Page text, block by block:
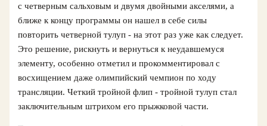
с четверным сальховым и двумя двойными акселями, а
ближе к концу программы он нашел в себе силы
повторить четверной тулуп - на этот раз уже как следует.
Это решение, рискнуть и вернуться к неудавшемуся
элементу, особенно отметил и прокомментировал с
восхищением даже олимпийский чемпион по ходу
трансляции. Четкий тройной флип - тройной тулуп стал
заключительным штрихом его прыжковой части.